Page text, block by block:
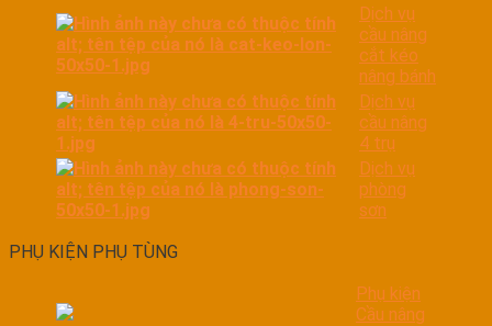
Dịch vụ
cầu nâng
cắt kéo
nâng bánh
Dịch vụ
cầu nâng
4 trụ
Dịch vụ
phòng
sơn
PHỤ KIỆN PHỤ TÙNG
Phụ kiện
Cầu nâng